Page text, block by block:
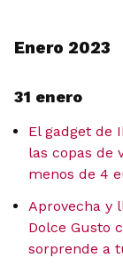
Enero 2023
31 enero
El gadget de
las copas de
menos de 4
Aprovecha y
Dolce Gusto
sorprende a